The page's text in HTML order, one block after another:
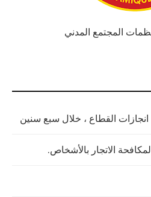
المجتمع المدني
القطاع ، خلال سبع سنين
لمكافحة الاتجار بالأشخاص.